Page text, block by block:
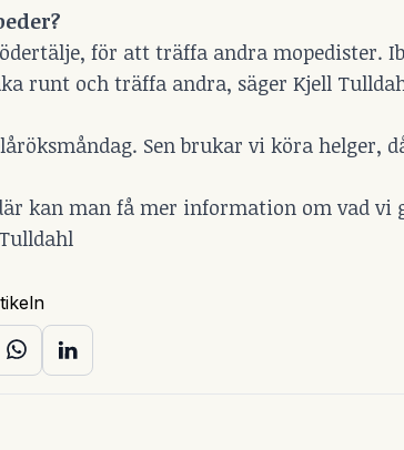
för att träffa andra mopedister.
runt och träffa andra, säger Kjell
Sen brukar vi köra helger,
kan man få mer information om vad vi